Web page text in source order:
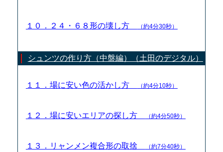
１０．２４・６８形の壊し方 （約4分30秒）
シュンツの作り方（中盤編）（土田のデジタル）
１１．場に安い色の活かし方 （約4分10秒）
１２．場に安いエリアの探し方 （約4分50秒）
１３．リャンメン複合形の取捨 （約7分40秒）